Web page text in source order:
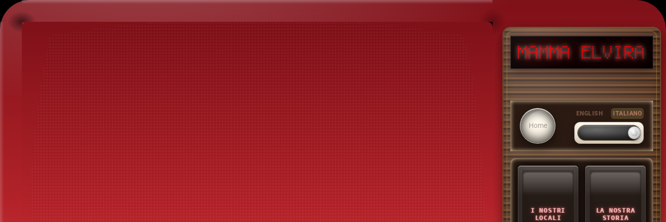
Mamma Elvira
Home
ENGLISH ITALIANO
ITALIANO
I NOSTRI
LOCALI
LA NOSTRA
STORIA